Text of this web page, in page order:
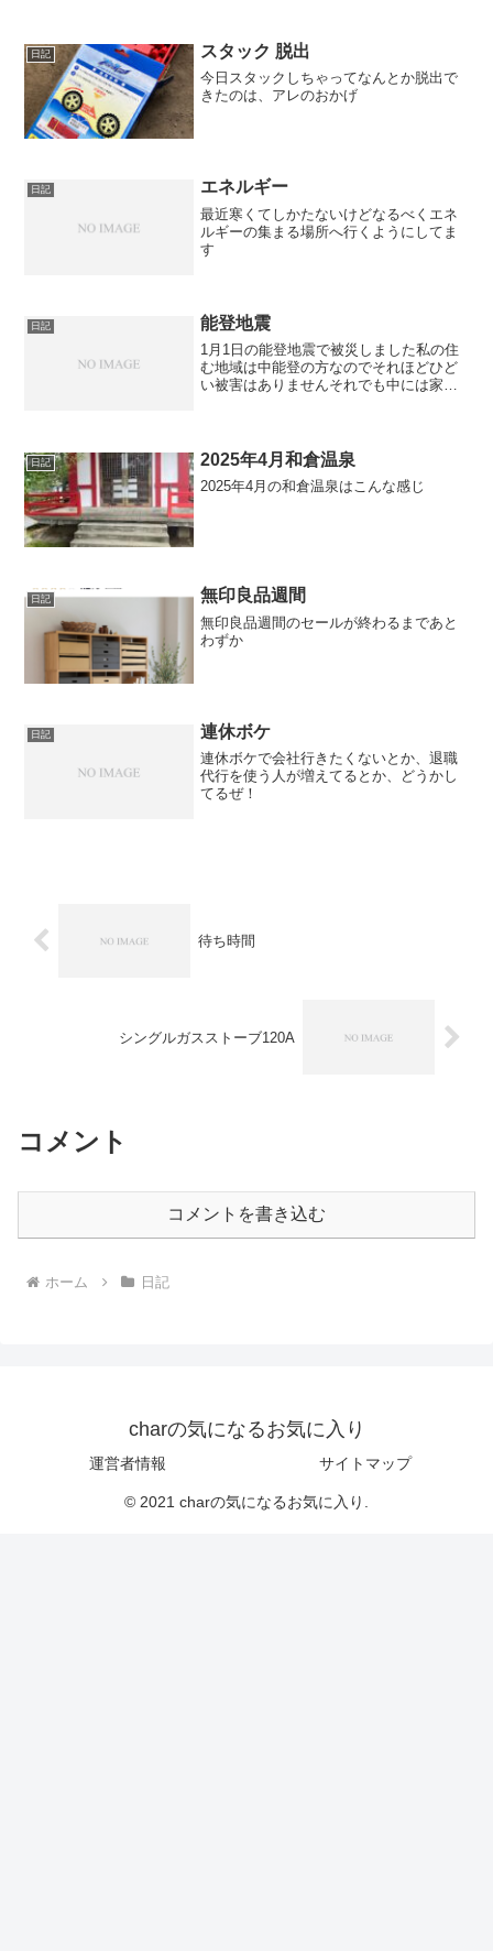
日記 スタック 脱出
今日スタックしちゃってなんとか脱出で
きたのは、アレのおかげ
日記 エネルギー
最近寒くてしかたないけどなるべくエネ
ルギーの集まる場所へ行くようにしてま
す
日記 能登地震
1月1日の能登地震で被災しました私の住
む地域は中能登の方なのでそれほどひど
い被害はありませんそれでも中には家が
て、少しホッとしまし...
日記 2025年4月和倉温泉
2025年4月の和倉温泉はこんな感じ
日記 無印良品週間
無印良品週間のセールが終わるまであと
わずか
日記 連休ボケ
連休ボケで会社行きたくないとか、退職
代行を使う人が増えてるとか、どうかし
てるぜ！
待ち時間
シングルガスストーブ120A
コメント
コメントを書き込む
ホーム 日記
charの気になるお気に入り
運営者情報 サイトマップ
© 2021 charの気になるお気に入り.